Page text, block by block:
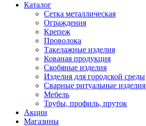
Каталог
Сетка металлическая
Ограждения
Крепеж
Проволока
Такелажные изделия
Кованая продукция
Скобяные изделия
Изделия для городской среды
Сварные ритуальные изделия
Мебель
Трубы, профиль, пруток
Акции
Магазины